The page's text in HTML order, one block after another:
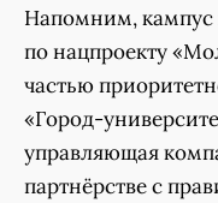
Напомним, кампус
по нацпроекту
частью
«Город-
управляющая
партнёрстве с